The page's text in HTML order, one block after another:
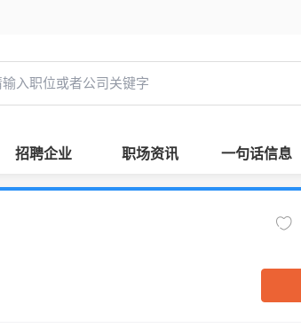
招聘企业 职场资讯 一句话信息